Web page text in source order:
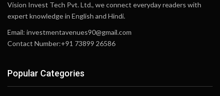
Vision Invest Tech Pvt. Ltd., we connect everyday readers with
expert knowledge in English and Hindi.
Email: investmentavenues90@gmail.com
Contact Number:+91 73899 26586
Popular Categories